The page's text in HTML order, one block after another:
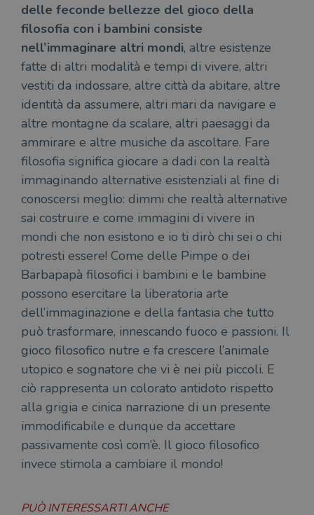
delle feconde bellezze del gioco della
filosofia con i bambini consiste
nell’immaginare altri mondi, altre esistenze
fatte di altri modalità e tempi di vivere, altri
vestiti da indossare, altre città da abitare, altre
identità da assumere, altri mari da navigare e
altre montagne da scalare, altri paesaggi da
ammirare e altre musiche da ascoltare. Fare
filosofia significa giocare a dadi con la realtà
immaginando alternative esistenziali al fine di
conoscersi meglio: dimmi che realtà alternative
sai costruire e come immagini di vivere in
mondi che non esistono e io ti dirò chi sei o chi
potresti essere! Come delle Pimpe o dei
Barbapapà filosofici i bambini e le bambine
possono esercitare la liberatoria arte
dell’immaginazione e della fantasia che tutto
può trasformare, innescando fuoco e passioni. Il
gioco filosofico nutre e fa crescere l’animale
utopico e sognatore che vi è nei più piccoli. E
ciò rappresenta un colorato antidoto rispetto
alla grigia e cinica narrazione di un presente
immodificabile e dunque da accettare
passivamente così com’è. Il gioco filosofico
invece stimola a cambiare il mondo!
PUÒ INTERESSARTI ANCHE